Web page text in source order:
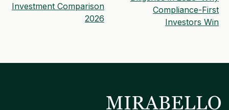
Compliance-First
Investors Win
Investment Comparison
2026